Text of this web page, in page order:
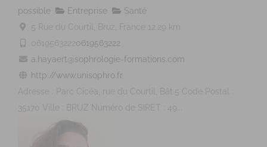
possible
Entreprise
Santé
5 Rue du Courtil, Bruz, France
12.29 km
06195632220619563222
a.hayaert@sophrologie-formations.com
http://www.unisophro.fr
Adresse : Parc Cicéa, rue du Courtil, Bât.5 Code Postal :
35170 Ville : BRUZ Numéro de SIRET : 49...